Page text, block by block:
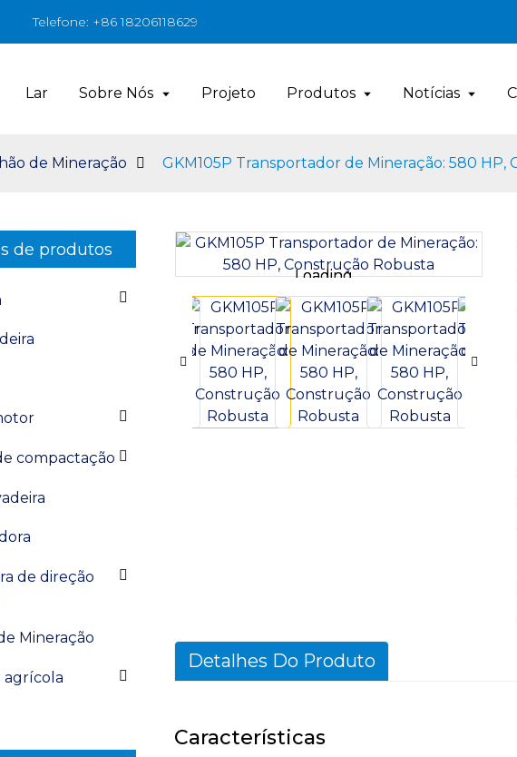
Telefone: +86 18206118629
Lar Sobre Nós Projeto Produtos Notícias
de Mineração GKM105P Transportador de Mineração: 580 HP,
de produtos
compactação
de direção
Mineração
agrícola
Loading...
Loading...
Detalhes Do Produto
Características